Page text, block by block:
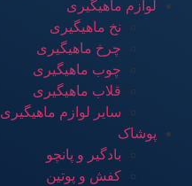
لوازم ماهیگیری
نخ ماهیگیری
چرخ ماهیگیری
چوب ماهیگیری
قلاب ماهیگیری
سایر لوازم ماهیگیری
پوشاک
بادگیر و پانچو
کفش و پوتین